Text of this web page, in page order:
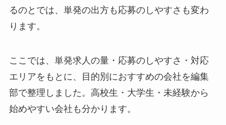
るのとでは、単発の出方も応募のしやすさも変わ
ります。
ここでは、単発求人の量・応募のしやすさ・対応
エリアをもとに、目的別におすすめの会社を編集
部で整理しました。高校生・大学生・未経験から
始めやすい会社も分かります。